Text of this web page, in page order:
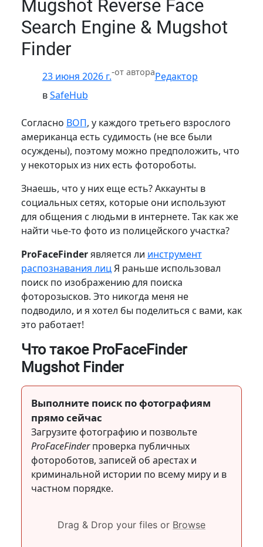
Mugshot Reverse Face
Search Engine & Mugshot
Finder
23 июня 2026 г.-от автораРедактор
вSafeHub
Согласно ВОП, у каждого третьего взрослого
американца есть судимость (не все были
осуждены), поэтому можно предположить, что
у некоторых из них есть фотороботы.
Знаешь, что у них еще есть? Аккаунты в
социальных сетях, которые они используют
для общения с людьми в интернете. Так как же
найти чье-то фото из полицейского участка?
ProFaceFinderявляется ли инструмент
распознавания лицЯ раньше использовал
поиск по изображению для поиска
фоторозысков. Это никогда меня не
подводило, и я хотел бы поделиться с вами, как
это работает!
Что такое ProFaceFinder
Mugshot Finder
Выполните поиск по фотографиям
прямо сейчас
Загрузите фотографию и позвольте
ProFaceFinderпроверка публичных
фотороботов, записей об арестах и
криминальной истории по всему миру и в
частном порядке.
Drag & Drop your files or Browse